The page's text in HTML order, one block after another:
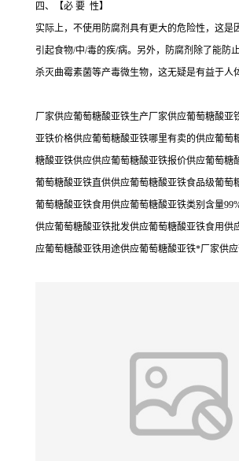
四、【必 要 性】
实际上，不使用防腐剂具有更大的危险性，这是
引起食物/中/毒的疾/病。另外，防腐剂除了能防
杀灭曲霉素菌等产毒微生物，这无疑是有益于人
厂家供应葡萄糖酸亚铁生产厂家供应葡萄糖酸亚
亚铁价格供应葡萄糖酸亚铁哪里有卖的供应葡萄
糖酸亚铁供应供应葡萄糖酸亚铁报价供应葡萄糖
葡萄糖酸亚铁直供供应葡萄糖酸亚铁食品级葡萄
葡萄糖酸亚铁食用供应葡萄糖酸亚铁类别含量
供应葡萄糖酸亚铁批发供应葡萄糖酸亚铁食用供
应葡萄糖酸亚铁用途供应葡萄糖酸亚铁*厂家供